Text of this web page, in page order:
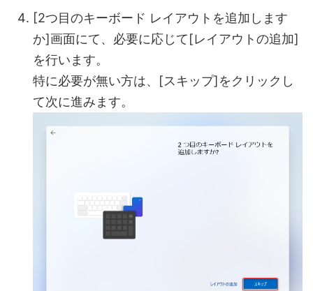
[2つ目のキーボード レイアウトを追加します
か]画面にて、必要に応じて[レイアウトの追加]
を行います。
特に必要が無い方は、[スキップ]をクリックし
て次に進みます。